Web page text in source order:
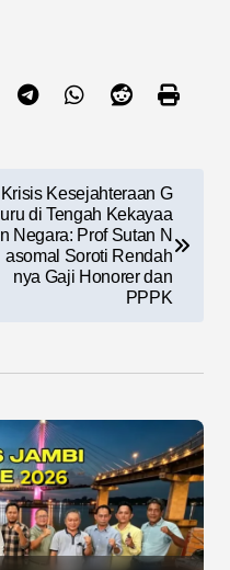
Krisis Kesejahteraan G
uru di Tengah Kekayaa
n Negara: Prof Sutan N
asomal Soroti Rendah
nya Gaji Honorer dan
PPPK